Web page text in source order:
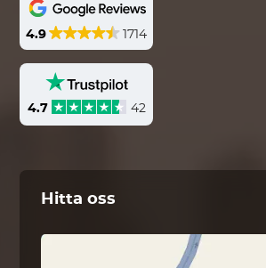
4.9 1714
4.7 42
Hitta oss